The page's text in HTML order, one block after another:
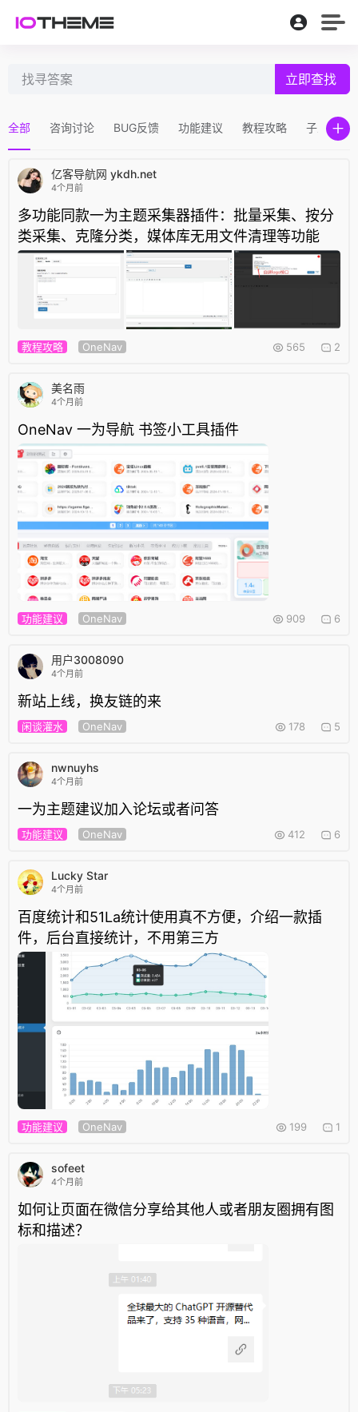
立即查找
全部 咨询讨论 BUG反馈 功能建议 教程攻略 子主题
亿客导航网 ykdh.net
4个月前
多功能同款一为主题采集器插件：批量采集、按分
类采集、克隆分类，媒体库无用文件清理等功能
教程攻略 OneNav 565 2
美名雨
4个月前
OneNav 一为导航 书签小工具插件
功能建议 OneNav 909 6
用户3008090
4个月前
新站上线，换友链的来
闲谈灌水 OneNav 178 5
nwnuyhs
4个月前
一为主题建议加入论坛或者问答
功能建议 OneNav 412 6
Lucky Star
4个月前
百度统计和51La统计使用真不方便，介绍一款插
件，后台直接统计，不用第三方
功能建议 OneNav 199 1
sofeet
4个月前
如何让页面在微信分享给其他人或者朋友圈拥有图
标和描述？